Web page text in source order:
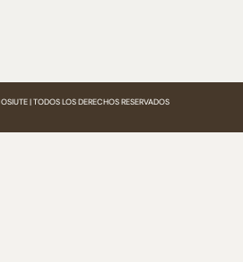
| TODOS LOS DERECHOS RESERVADOS